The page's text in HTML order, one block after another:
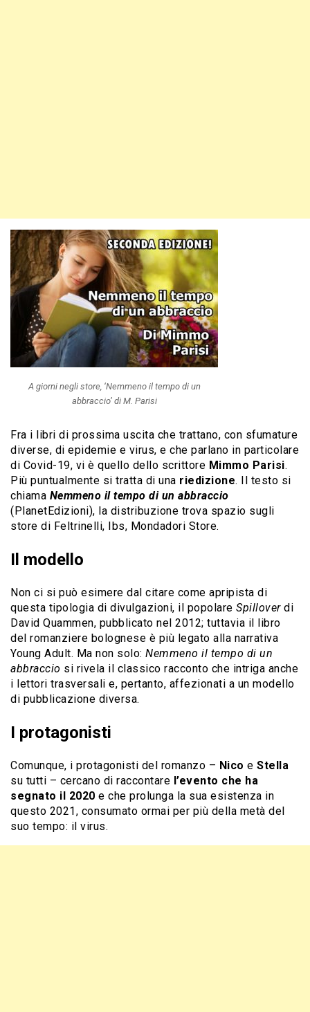
A giorni negli store, ‘Nemmeno il tempo di un
abbraccio’ di M. Parisi
Fra i libri di prossima uscita che trattano, con sfumature
diverse, di epidemie e virus, e che parlano in particolare
di Covid-19, vi è quello dello scrittore Mimmo Parisi.
Più puntualmente si tratta di una riedizione. Il testo si
chiama Nemmeno il tempo di un abbraccio
(PlanetEdizioni), la distribuzione trova spazio sugli
store di Feltrinelli, Ibs, Mondadori Store.
Il modello
Non ci si può esimere dal citare come apripista di
questa tipologia di divulgazioni, il popolare Spilloverdi
David Quammen, pubblicato nel 2012; tuttavia il libro
del romanziere bolognese è più legato alla narrativa
Young Adult. Ma non solo: Nemmeno il tempo di un
abbraccio si rivela il classico racconto che intriga anche
i lettori trasversali e, pertanto, affezionati a un modello
di pubblicazione diversa.
I protagonisti
Comunque, i protagonisti del romanzo – Nico e Stella
su tutti – cercano di raccontare l’evento che ha
segnato il 2020 e che prolunga la sua esistenza in
questo 2021, consumato ormai per più della metà del
suo tempo: il virus.